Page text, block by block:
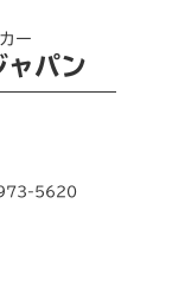
ー
ャパン
5620